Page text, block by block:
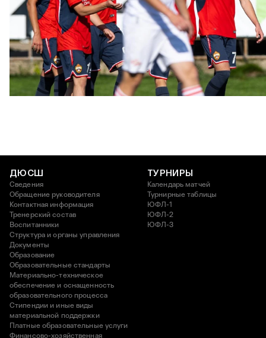
ЮФЛ: Московское дерби на «Октябре»
3 АВГУСТА 2026 14:15
ДЮСШ
Сведения
Обращение руководителя
Контактная информация
Тренерский состав
Воспитанники
Структура и органы управления
Документы
Образование
Образовательные стандарты
Материально-техническое
обеспечение и оснащенность
образовательного процесса
Стипендии и иные виды
материальной поддержки
Платные образовательные услуги
Финансово-хозяйственная
ТУРНИРЫ
Календарь матчей
Турнирные таблицы
ЮФЛ-1
ЮФЛ-2
ЮФЛ-3